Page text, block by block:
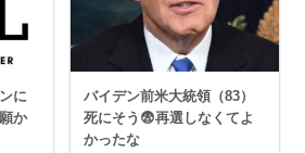
に
か
バイデン前米大統領（83）
死にそう😨再選しなくてよ
かったな